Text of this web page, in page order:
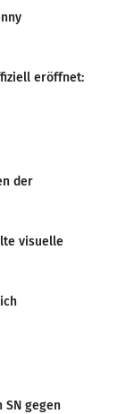
eröffnet:
der
visuelle
gegen